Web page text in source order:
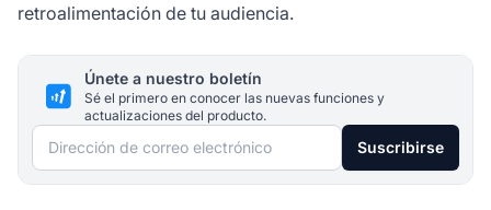
retroalimentación de tu audiencia.
Únete a nuestro boletín
Sé el primero en conocer las nuevas funciones y
actualizaciones del producto.
Dirección de correo electrónico Suscribirse